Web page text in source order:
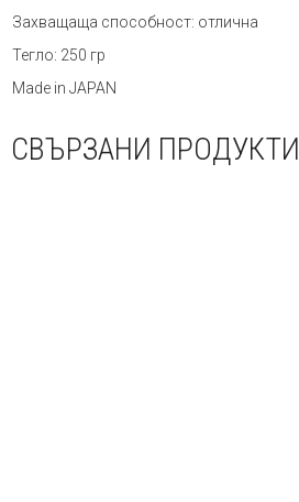
Захващаща способност: отлична
Тегло: 250 гр
Made in JAPAN
СВЪРЗАНИ ПРОДУКТИ